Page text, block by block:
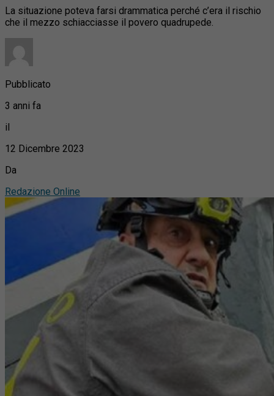
La situazione poteva farsi drammatica perché c’era il rischio
che il mezzo schiacciasse il povero quadrupede.
Pubblicato
3 anni fa
il
12 Dicembre 2023
Da
Redazione Online